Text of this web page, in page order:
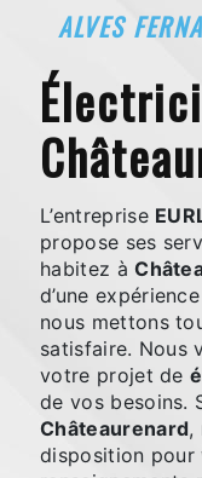
ALVES
électricité à
L’entreprise
propose ses
habitez à
d’une
nous mettons
satisfaire. Nous
votre projet de
de vos besoins.
Châteaurenard,
disposition pour